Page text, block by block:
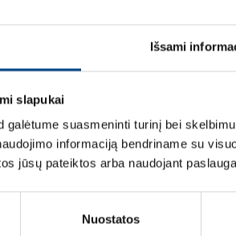
Išsami
slapukai
galėtume suasmeninti turinį bei
informaciją bendriname su
jūsų pateiktos arba naudojant
Nuostatos